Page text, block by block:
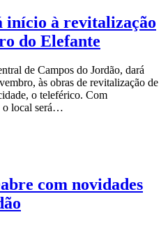
início à revitalização
do Elefante
de Campos do Jordão, dará
às obras de revitalização de
o teleférico. Com
o local será…
com novidades